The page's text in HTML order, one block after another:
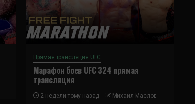
Прямая трансляция UFC
Марафон боев UFC 324 прямая
трансляция
2 недели тому назад Михаил Маслов